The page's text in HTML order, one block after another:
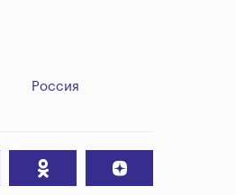
Россия